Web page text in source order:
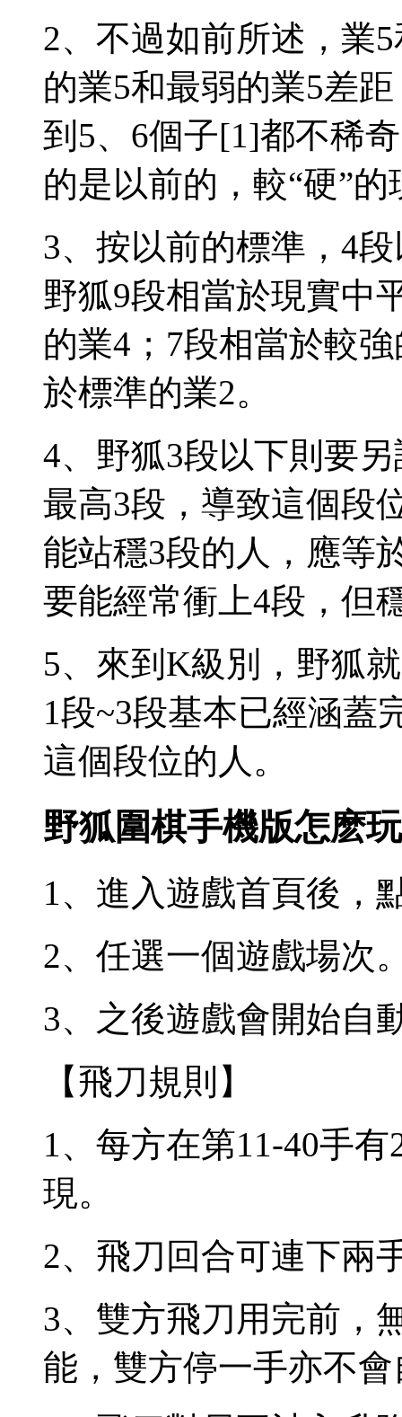
2、不過如前所述，業
的業5和最弱的業5差
到5、6個子[1]都不稀
的是以前的，較“硬”
3、按以前的標準，4
野狐9段相當於現實中
的業4；7段相當於較
於標準的業2。
4、野狐3段以下則要
最高3段，導致這個段
能站穩3段的人，應等
要能經常衝上4段，但
5、來到K級別，野狐
1段~3段基本已經涵蓋
這個段位的人。
野狐圍棋手機版怎麽
1、進入遊戲首頁後，
2、任選一個遊戲場次
3、之後遊戲會開始自
【飛刀規則】
1、每方在第11-40手
現。
2、飛刀回合可連下兩
3、雙方飛刀用完前，
能，雙方停一手亦不